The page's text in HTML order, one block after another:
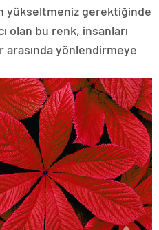
yükseltmeniz gerektiğinde
olan bu renk, insanları
arasında yönlendirmeye